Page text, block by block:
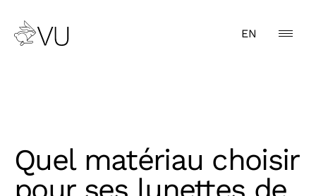
EN
Quel matériau choisir